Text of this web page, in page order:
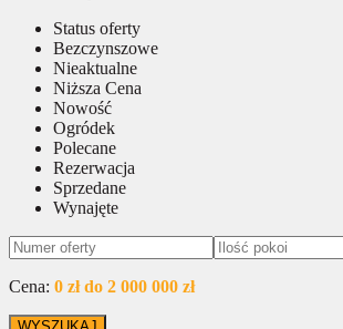
Status oferty
Bezczynszowe
Nieaktualne
Niższa Cena
Nowość
Ogródek
Polecane
Rezerwacja
Sprzedane
Wynajęte
Cena: 0 zł do 2 000 000 zł